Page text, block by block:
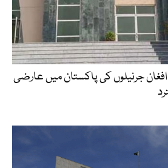
، 2سابق افغان جرنیلوں کی پاکستان میں عارضی